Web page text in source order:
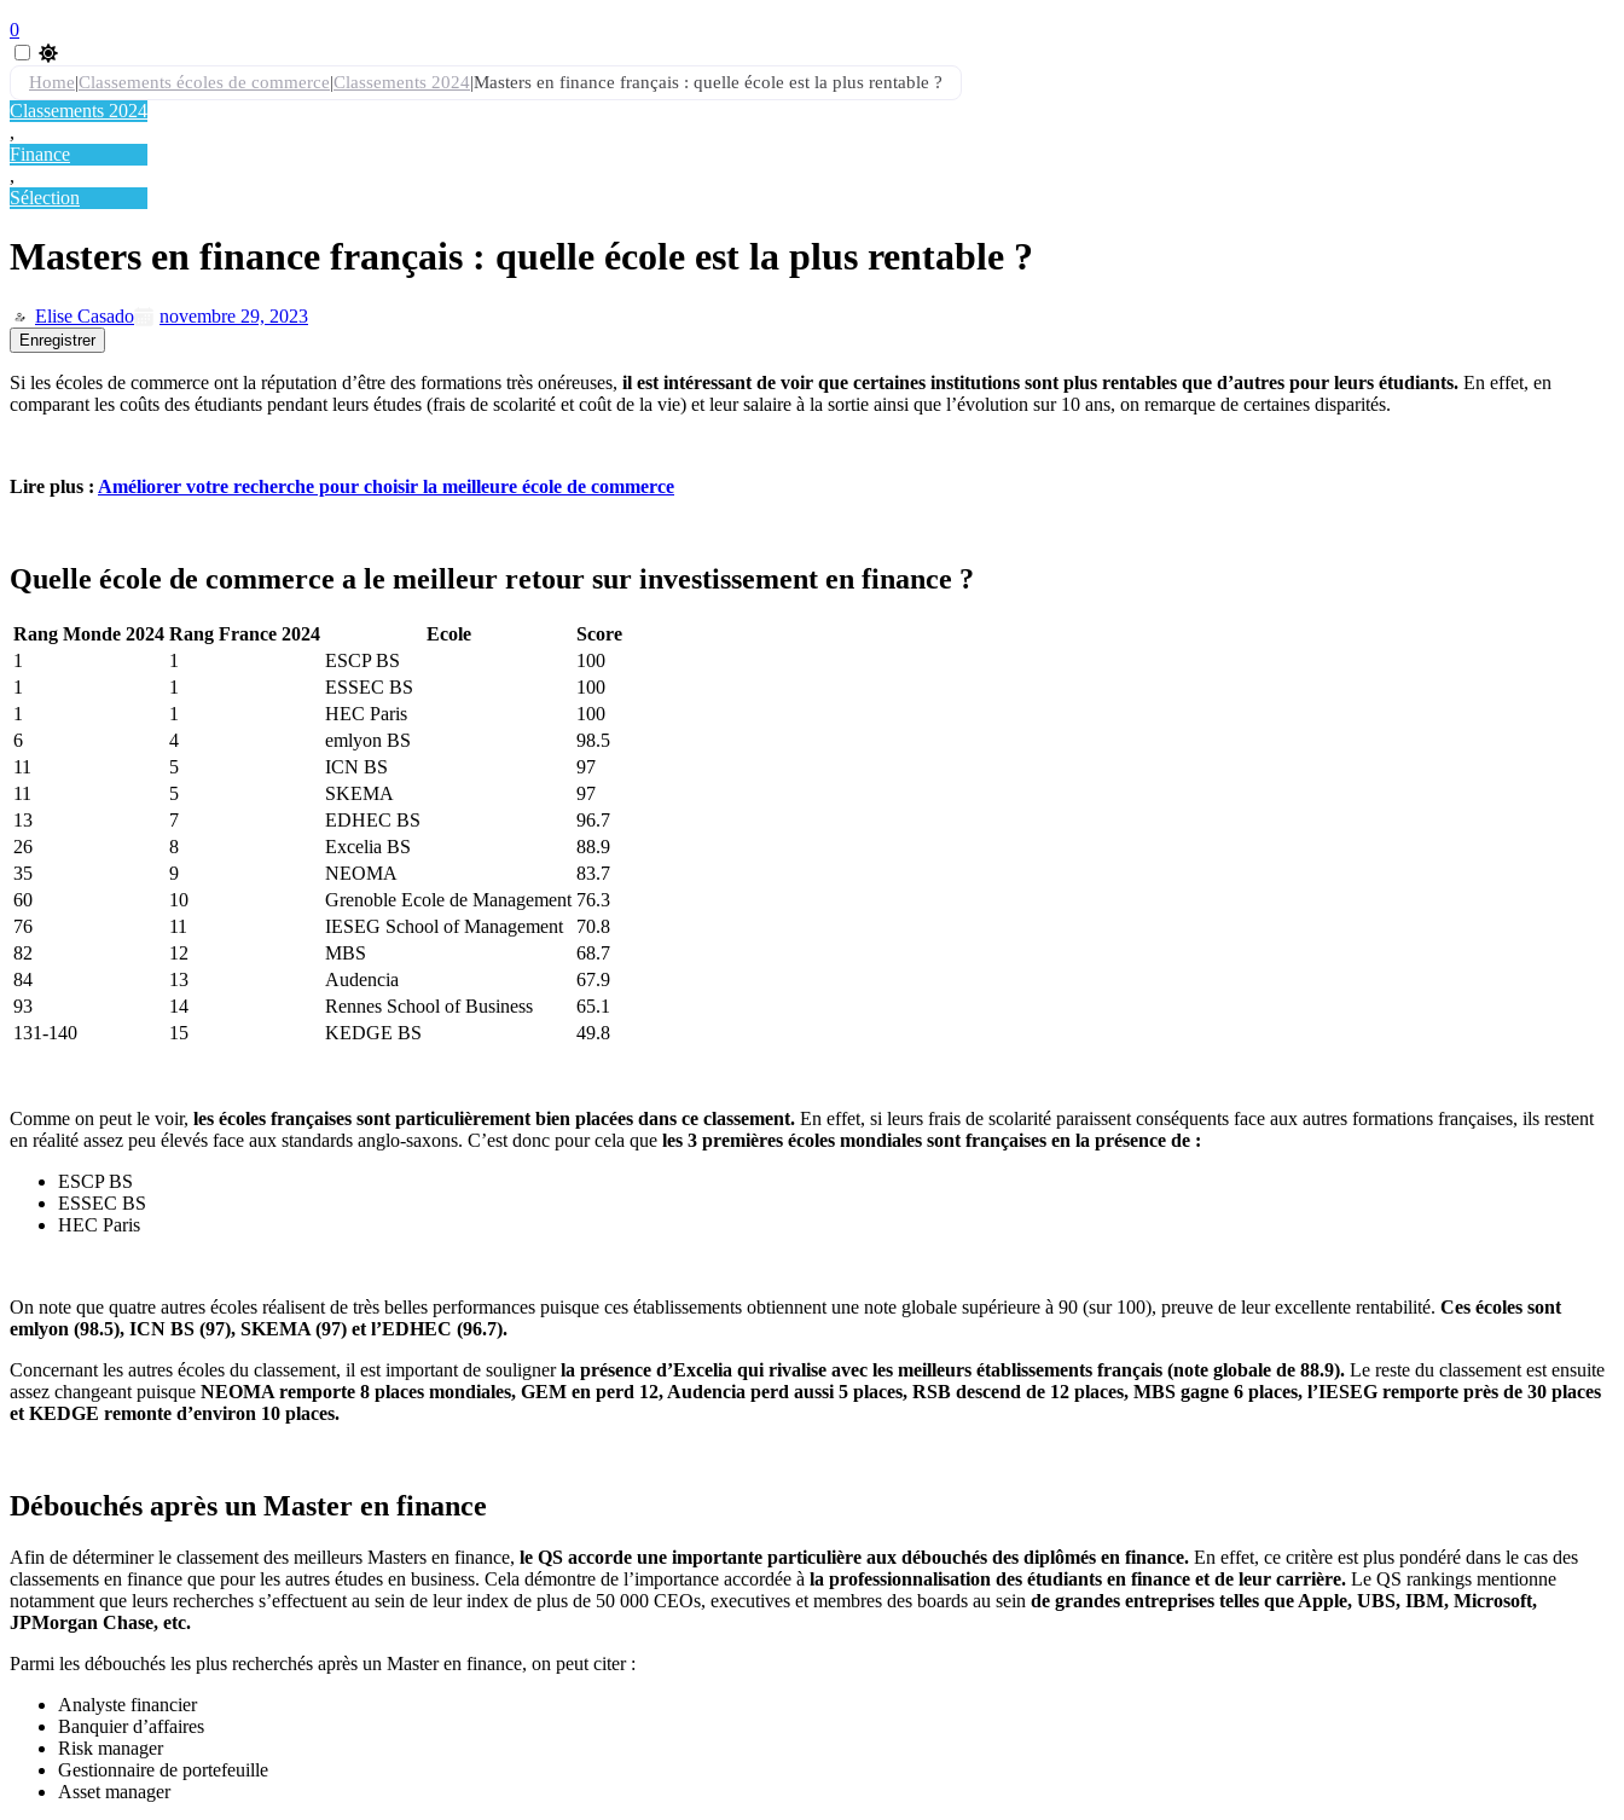
0
Home|Classements écoles de commerce|Classements 2024|Masters en finance français : quelle école est la plus rentable ?
Classements 2024
,
Finance
,
Sélection
Masters en finance français : quelle école est la plus rentable ?
Elise Casado novembre 29, 2023
Enregistrer
Si les écoles de commerce ont la réputation d’être des formations très onéreuses, il est intéressant de voir que certaines institutions sont plus rentables que d’autres pour leurs étudiants. En effet, en
comparant les coûts des étudiants pendant leurs études (frais de scolarité et coût de la vie) et leur salaire à la sortie ainsi que l’évolution sur 10 ans, on remarque de certaines disparités.
Lire plus : Améliorer votre recherche pour choisir la meilleure école de commerce
Quelle école de commerce a le meilleur retour sur investissement en finance ?
Rang Monde 2024 Rang France 2024 Ecole
Score
1
1 ESCP BS
100
1
1 ESSEC BS
100
1
1 HEC Paris
100
6
4 emlyon BS
98.5
11
5 ICN BS
97
11
5 SKEMA
97
13
7 EDHEC BS
96.7
26
8 Excelia BS
88.9
35
9 NEOMA
83.7
60
10 Grenoble Ecole de Management 76.3
76
11 IESEG School of Management
70.8
82
12 MBS
68.7
84
13 Audencia
67.9
93
14 Rennes School of Business
65.1
131-140
15 KEDGE BS 49.8
Comme on peut le voir, les écoles françaises sont particulièrement bien placées dans ce classement. En effet, si leurs frais de scolarité paraissent conséquents face aux autres formations françaises, ils restent
en réalité assez peu élevés face aux standards anglo-saxons. C’est donc pour cela que les 3 premières écoles mondiales sont françaises en la présence de :
ESCP BS
ESSEC BS
HEC Paris
On note que quatre autres écoles réalisent de très belles performances puisque ces établissements obtiennent une note globale supérieure à 90 (sur 100), preuve de leur excellente rentabilité. Ces écoles sont
emlyon (98.5), ICN BS (97), SKEMA (97) et l’EDHEC (96.7).
Concernant les autres écoles du classement, il est important de soulignerla présence d’Excelia qui rivalise avec les meilleurs établissements français (note globale de 88.9). Le reste du classement est ensuite
assez changeant puisque NEOMA remporte 8 places mondiales, GEM en perd 12, Audencia perd aussi 5 places, RSB descend de 12 places, MBS gagne 6 places, l’IESEG remporte près de 30 places
et KEDGE remonte d’environ 10 places.
Débouchés après un Master en finance
Afin de déterminer le classement des meilleurs Masters en finance, le QS accorde une importante particulière aux débouchés des diplômés en finance. En effet, ce critère est plus pondéré dans le cas des
classements en finance que pour les autres études en business. Cela démontre de l’importance accordée à la professionnalisation des étudiants en finance et de leur carrière. Le QS rankings mentionne
notamment que leurs recherches s’effectuent au sein de leur index de plus de 50 000 CEOs, executives et membres des boards au sein de grandes entreprises telles que Apple, UBS, IBM, Microsoft,
JPMorgan Chase, etc.
Parmi les débouchés les plus recherchés après un Master en finance, on peut citer :
Analyste financier
Banquier d’affaires
Risk manager
Gestionnaire de portefeuille
Asset manager